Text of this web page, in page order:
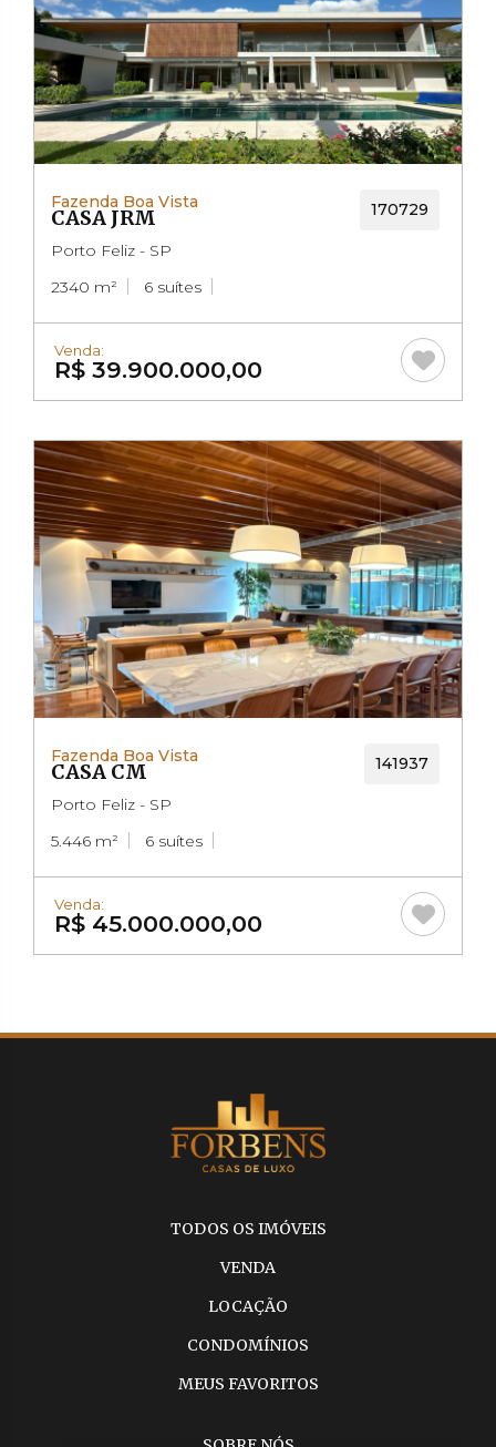
Fazenda Boa Vista
CASA JRM
Porto Feliz - SP
170729
2340 m² 6 suítes
Venda:
R$ 39.900.000,00
Fazenda Boa Vista
CASA CM
Porto Feliz - SP
141937
5.446 m² 6 suítes
Venda:
R$ 45.000.000,00
TODOS OS IMÓVEIS
VENDA
LOCAÇÃO
CONDOMÍNIOS
MEUS FAVORITOS